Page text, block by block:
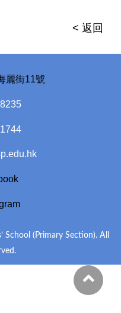
< 返回
麗街11號
(Primary Section). All